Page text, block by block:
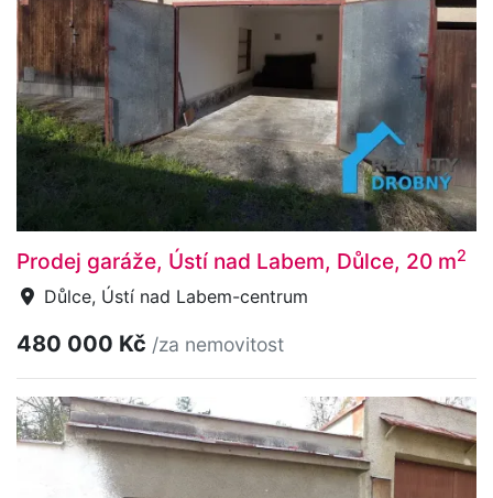
Prodej garáže, Ústí nad Labem, Důlce, 20 m2
Důlce, Ústí nad Labem-centrum
480 000 Kč /za nemovitost